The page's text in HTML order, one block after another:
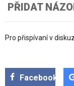
PŘIDAT
Pro přispívaní v
Facebook